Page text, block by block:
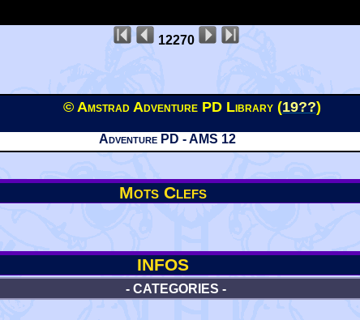
12270
© Amstrad Adventure PD Library (19??)
Adventure PD - AMS 12
Mots Clefs
INFOS
- CATEGORIES -